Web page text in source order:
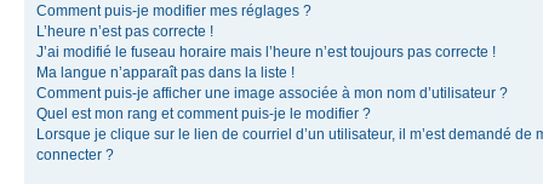
Comment puis-je modifier mes réglages ?
L’heure n’est pas correcte !
J’ai modifié le fuseau horaire mais l’heure n’est toujours pas correcte !
Ma langue n’apparaît pas dans la liste !
Comment puis-je afficher une image associée à mon nom d’utilisateur ?
Quel est mon rang et comment puis-je le modifier ?
Lorsque je clique sur le lien de courriel d’un utilisateur, il m’est demandé de
connecter ?